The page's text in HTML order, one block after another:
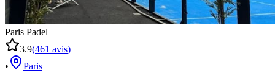
Paris Padel
3.9(461 avis)
•
Paris